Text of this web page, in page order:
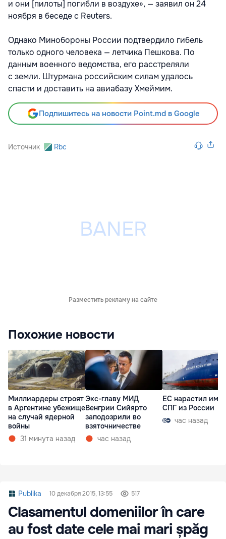
и они [пилоты] погибли в воздухе», — заявил он 24
ноября в беседе с Reuters.
Однако Минобороны России подтвердило гибель
только одного человека — летчика Пешкова. По
данным военного ведомства, его расстреляли
с земли. Штурмана российским силам удалось
спасти и доставить на авиабазу Хмеймим.
Подпишитесь на новости Point.md в Google
Источник Rbc
Разместить рекламу на сайте
Похожие новости
Миллиардеры строят
в Аргентине убежище
на случай ядерной
войны
31 минута назад
Экс-главу МИД
Венгрии Сийярто
заподозрили во
взяточничестве
час назад
ЕС нарастил
СПГ из России
час назад
Publika 10 декабря 2015, 13:55 517
Clasamentul domeniilor în care
au fost date cele mai mari șpăg